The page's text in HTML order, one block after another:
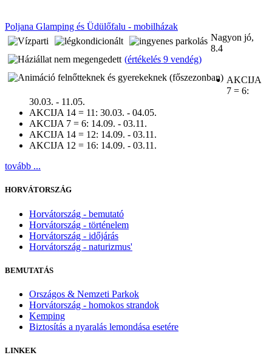
Poljana Glamping és Üdülőfalu - mobilházak
Nagyon jó,
8.4
(értékelés 9 vendég)
AKCIJA
7 = 6:
30.03. - 11.05.
AKCIJA 14 = 11: 30.03. - 04.05.
AKCIJA 7 = 6: 14.09. - 03.11.
AKCIJA 14 = 12: 14.09. - 03.11.
AKCIJA 12 = 16: 14.09. - 03.11.
tovább ...
HORVÁTORSZÁG
Horvátország - bemutató
Horvátország - történelem
Horvátország - időjárás
Horvátország - naturizmus'
BEMUTATÁS
Országos & Nemzeti Parkok
Horvátország - homokos strandok
Kemping
Biztosítás a nyaralás lemondása esetére
LINKEK